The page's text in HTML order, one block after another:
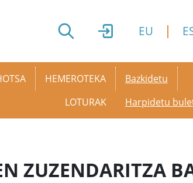
EU
HEMEROTEKA
LOTURAK
Secondary
Bazkidetu
Harpidetu
ZUZENDARITZA